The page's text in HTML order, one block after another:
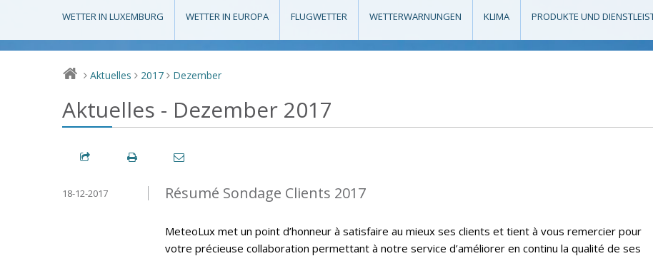
WETTER IN LUXEMBURG WETTER IN EUROPA FLUGWETTER WETTERWARNUNGEN KLIMA PRODUKTE UND
> Aktuelles > 2017 > Dezember
Aktuelles - Dezember 2017
Résumé Sondage Clients 2017
18-12-2017
MeteoLux met un point d’honneur à satisfaire au mieux ses clients et tient à vous remercier pour
votre précieuse collaboration permettant à notre service d’améliorer en continu la qualité de ses